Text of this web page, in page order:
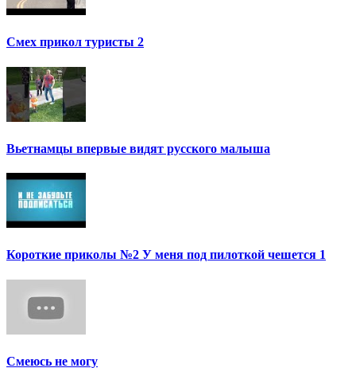
Смех прикол туристы 2
Вьетнамцы впервые видят русского малыша
Короткие приколы №2 У меня под пилоткой чешется 1
Смеюсь не могу